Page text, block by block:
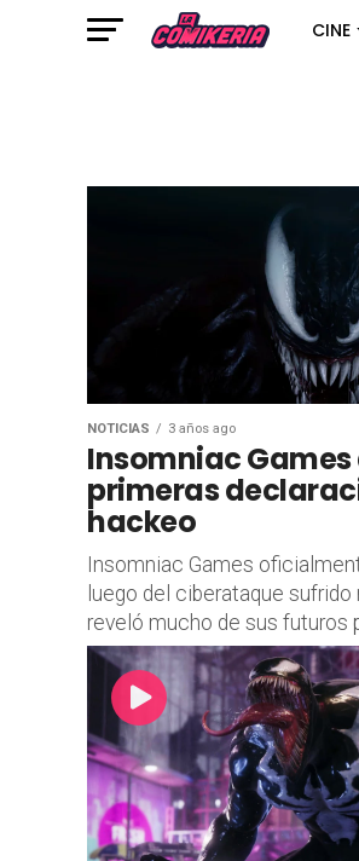
CINE
NOTICIAS 3 años ago
Insomniac Games
primeras
hackeo
Insomniac Games
luego del ciberataque
reveló mucho de sus futuros